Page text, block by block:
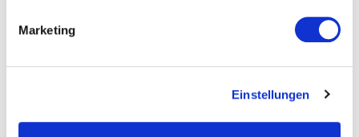
Marketing
Einstellungen